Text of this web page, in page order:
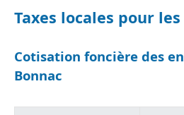
Taxes locales pour
Cotisation foncière des
Bonnac